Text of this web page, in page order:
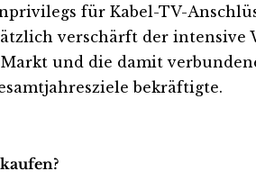
für Kabel-TV-
verschärft der
und die damit
bekräftigte.